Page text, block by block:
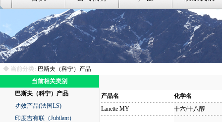
◆ 当前分类: 巴斯夫（科宁）产品
当前相关类别
巴斯夫（科宁）产品
功效产品(法国LS)
印度吉有联（Jubilant）
产品名
化学名
Lanette MY
十六/十八醇